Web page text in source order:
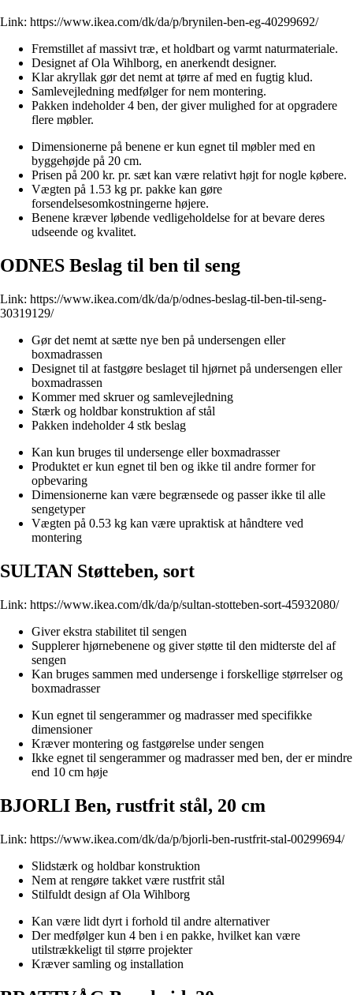
Link: https://www.ikea.com/dk/da/p/brynilen-ben-eg-40299692/
Fremstillet af massivt træ, et holdbart og varmt naturmateriale.
Designet af Ola Wihlborg, en anerkendt designer.
Klar akryllak gør det nemt at tørre af med en fugtig klud.
Samlevejledning medfølger for nem montering.
Pakken indeholder 4 ben, der giver mulighed for at opgradere
flere møbler.
Dimensionerne på benene er kun egnet til møbler med en
byggehøjde på 20 cm.
Prisen på 200 kr. pr. sæt kan være relativt højt for nogle købere.
Vægten på 1.53 kg pr. pakke kan gøre
forsendelsesomkostningerne højere.
Benene kræver løbende vedligeholdelse for at bevare deres
udseende og kvalitet.
ODNES Beslag til ben til seng
Link: https://www.ikea.com/dk/da/p/odnes-beslag-til-ben-til-seng-
30319129/
Gør det nemt at sætte nye ben på undersengen eller
boxmadrassen
Designet til at fastgøre beslaget til hjørnet på undersengen eller
boxmadrassen
Kommer med skruer og samlevejledning
Stærk og holdbar konstruktion af stål
Pakken indeholder 4 stk beslag
Kan kun bruges til undersenge eller boxmadrasser
Produktet er kun egnet til ben og ikke til andre former for
opbevaring
Dimensionerne kan være begrænsede og passer ikke til alle
sengetyper
Vægten på 0.53 kg kan være upraktisk at håndtere ved
montering
SULTAN Støtteben, sort
Link: https://www.ikea.com/dk/da/p/sultan-stotteben-sort-45932080/
Giver ekstra stabilitet til sengen
Supplerer hjørnebenene og giver støtte til den midterste del af
sengen
Kan bruges sammen med undersenge i forskellige størrelser og
boxmadrasser
Kun egnet til sengerammer og madrasser med specifikke
dimensioner
Kræver montering og fastgørelse under sengen
Ikke egnet til sengerammer og madrasser med ben, der er mindre
end 10 cm høje
BJORLI Ben, rustfrit stål, 20 cm
Link: https://www.ikea.com/dk/da/p/bjorli-ben-rustfrit-stal-00299694/
Slidstærk og holdbar konstruktion
Nem at rengøre takket være rustfrit stål
Stilfuldt design af Ola Wihlborg
Kan være lidt dyrt i forhold til andre alternativer
Der medfølger kun 4 ben i en pakke, hvilket kan være
utilstrækkeligt til større projekter
Kræver samling og installation